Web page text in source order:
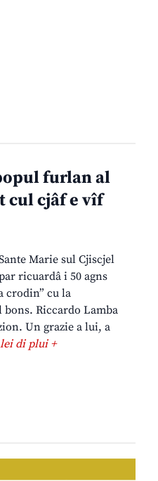
furlan al
cul cjâf e vîf
Marie sul Cjiscjel
ricuardâ i 50 agns
crodin” cu la
Riccardo Lamba
Un grazie a lui, a
lei di plui +